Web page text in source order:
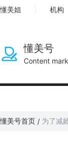
懂美姐 机构
懂美号
Content
懂美号首页 / 为了减